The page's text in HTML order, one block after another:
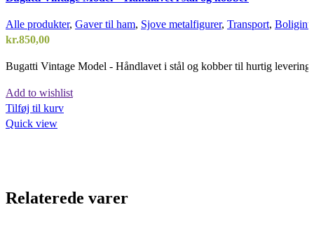
Alle produkter, Gaver til ham, Sjove metalfigurer, Transport,
kr.850,00
Bugatti Vintage Model - Håndlavet i stål og kobber til hurtig levering!
Add to wishlist
Tilføj til kurv
Quick view
Relaterede varer